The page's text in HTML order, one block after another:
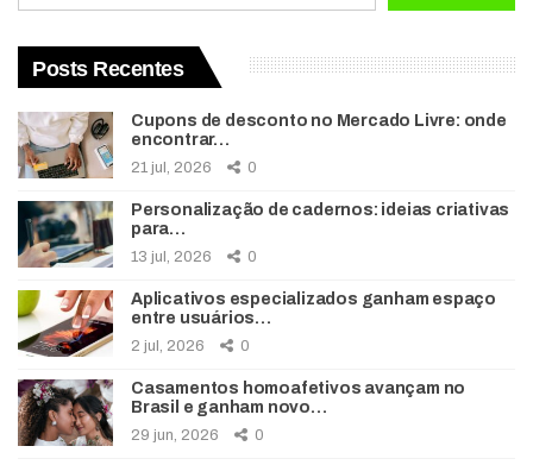
Posts Recentes
Cupons de desconto no Mercado Livre: onde
encontrar…
21 jul, 2026 0
Personalização de cadernos: ideias criativas
para…
13 jul, 2026 0
Aplicativos especializados ganham espaço
entre usuários…
2 jul, 2026 0
Casamentos homoafetivos avançam no
Brasil e ganham novo…
29 jun, 2026 0